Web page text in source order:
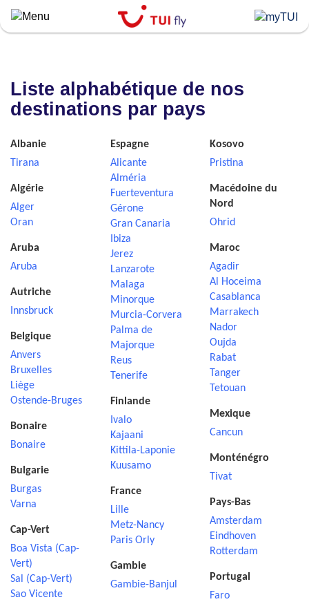
Skip
to
Liste alphabétique de nos
destinations par pays
Albanie
Tirana
Algérie
Alger
Oran
Aruba
Aruba
Autriche
Innsbruck
Belgique
Anvers
Bruxelles
Liège
Ostende-Bruges
Bonaire
Bonaire
Bulgarie
Burgas
Varna
Cap-Vert
Boa Vista (Cap-
Vert)
Sal (Cap-Vert)
Sao Vicente
Espagne
Alicante
Alméria
Fuerteventura
Gérone
Gran Canaria
Ibiza
Jerez
Lanzarote
Malaga
Minorque
Murcia-Corvera
Palma de
Majorque
Reus
Tenerife
Finlande
Ivalo
Kajaani
Kittila-Laponie
Kuusamo
France
Lille
Metz-Nancy
Paris Orly
Gambie
Gambie-Banjul
Kosovo
Pristina
Macédoine du
Nord
Ohrid
Maroc
Agadir
Al Hoceima
Casablanca
Marrakech
Nador
Oujda
Rabat
Tanger
Tetouan
Mexique
Cancun
Monténégro
Tivat
Pays-Bas
Amsterdam
Eindhoven
Rotterdam
Portugal
Faro